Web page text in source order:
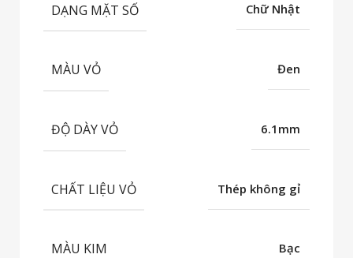
DẠNG MẶT SỐ Chữ Nhật
MÀU VỎ Đen
ĐỘ DÀY VỎ 6.1mm
CHẤT LIỆU VỎ Thép không gỉ
MÀU KIM Bạc